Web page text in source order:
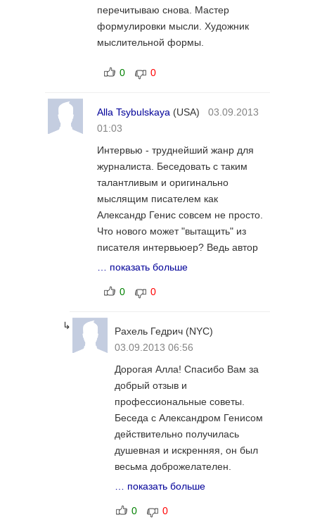
перечитываю снова. Мастер
формулировки мысли. Художник
мыслительной формы.
0 0
Alla Tsybulskaya (USA) 03.09.2013
01:03
Интервью - труднейший жанр для
журналиста. Беседовать с таким
талантливым и оригинально
мыслящим писателем как
Александр Генис совсем не просто.
Что нового может "вытащить" из
писателя интервьюер? Ведь автор
сам прекрасно высказался и
произведениями. Тем не менее,
Александра Гениса на искренний
тон в его ответах. искренность этого
Корреспондент спрашивает так, что
писатель доверителен и делится
тем, что ему дорого. Александр
Генис в его мыслях, оценках и
высказываниях о литературе
личность незаурядная и
вызывающая огромное уважение.
Так, что молодец корреспондент,
отважившийся на интервью. Мое
… показать больше
0 0
↳ Рахель Гедрич (NYC)
03.09.2013 06:56
Дорогая Алла! Спасибо Вам за
добрый отзыв и
профессиональные советы.
Беседа с Александром Генисом
действительно получилась
душевная и искренняя, он был
весьма доброжелателен.
Мастер щедро делился
опытом и яркими рассказами о
… показать больше
0 0